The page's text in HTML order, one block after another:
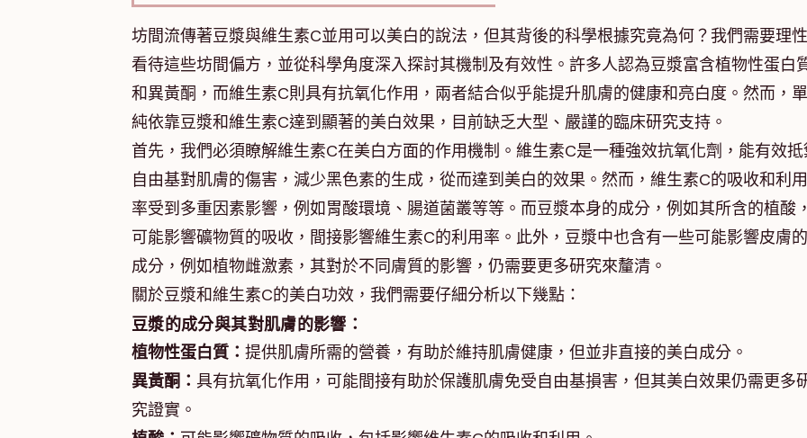
坊間流傳著豆漿與維生素C並用可以美白的說法，但其背後的科學根據究竟為何？我們需要理性
看待這些坊間偏方，並從科學角度深入探討其機制及有效性。許多人認為豆漿富含植物性蛋白
和異黃酮，而維生素C則具有抗氧化作用，兩者結合似乎能提升肌膚的健康和亮白度。然而，單
純依靠豆漿和維生素C達到顯著的美白效果，目前缺乏大型、嚴謹的臨床研究支持。
首先，我們必須瞭解維生素C在美白方面的作用機制。維生素C是一種強效抗氧化劑，能有效抵
自由基對肌膚的傷害，減少黑色素的生成，從而達到美白的效果。然而，維生素C的吸收和利用
率受到多重因素影響，例如胃酸環境、腸道菌叢等等。而豆漿本身的成分，例如其所含的植酸，
可能影響礦物質的吸收，間接影響維生素C的利用率。此外，豆漿中也含有一些可能影響皮膚的
成分，例如植物雌激素，其對於不同膚質的影響，仍需要更多研究來釐清。
關於豆漿和維生素C的美白功效，我們需要仔細分析以下幾點：
豆漿的成分與其對肌膚的影響：
植物性蛋白質： 提供肌膚所需的營養，有助於維持肌膚健康，但並非直接的美白成分。
異黃酮： 具有抗氧化作用，可能間接有助於保護肌膚免受自由基損害，但其美白效果仍需更多
究證實。